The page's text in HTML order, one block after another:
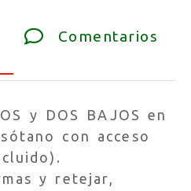
Comentarios
y DOS BAJOS en
con acceso
y retejar,